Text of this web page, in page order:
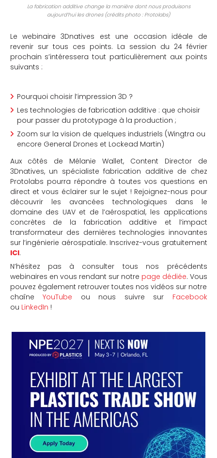
La fabrication additive change la manière dont nous produisons
aujourd’hui les drones (crédits photo : Protolabs)
Le webinaire 3Dnatives est une occasion idéale de
revenir sur tous ces points. La session du 24 février
prochain s’intéressera tout particulièrement aux points
suivants :
Pourquoi choisir l’impression 3D ?
Les technologies de fabrication additive : que choisir
pour passer du prototypage à la production ;
Zoom sur la vision de quelques industriels (Wingtra ou
encore General Drones et Lockead Martin)
Aux côtés de Mélanie Wallet, Content Director de
3Dnatives, un spécialiste fabrication additive de chez
Protolabs pourra répondre à toutes vos questions en
direct et vous éclairer sur le sujet ! Rejoignez-nous pour
découvrir les avancées technologiques dans le
domaine des UAV et de l’aérospatial, les applications
concrètes de la fabrication additive et l’impact
transformateur des dernières technologies innovantes
sur l’ingénierie aérospatiale. Inscrivez-vous gratuitement
ICI.
N’hésitez pas à consulter tous nos précédents
webinaires en vous rendant sur notre page dédiée. Vous
pouvez également retrouver toutes nos vidéos sur notre
chaîne YouTube ou nous suivre sur Facebook
ou LinkedIn !